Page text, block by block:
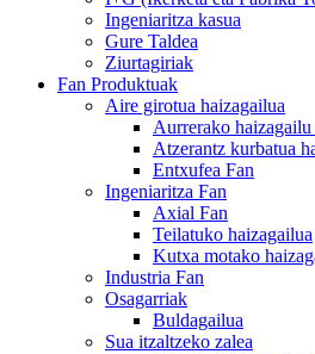
Ingeniaritza kasua
Gure Taldea
Ziurtagiriak
Fan Produktuak
Aire girotua haizagailua
Aurrerako
Atzerantz kurbatua
Entxufea Fan
Ingeniaritza Fan
Axial Fan
Teilatuko haizagailua
Kutxa motako
Industria Fan
Osagarriak
Buldagailua
Sua itzaltzeko zalea